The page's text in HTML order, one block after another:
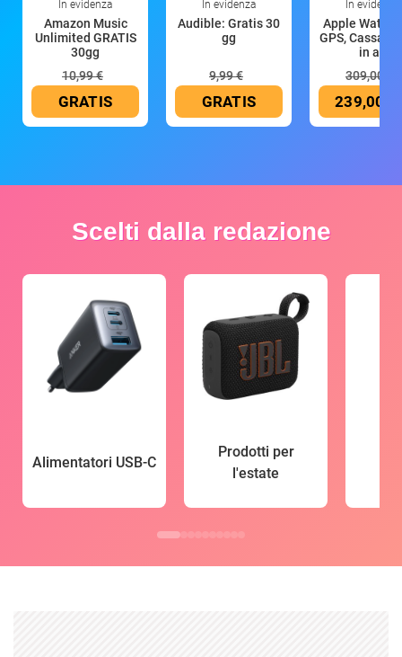
In evidenza
Amazon Music
Unlimited GRATIS
30gg
10,99 €
GRATIS
In evidenza
Audible: Gratis 30
gg
9,99 €
GRATIS
In evidenza
Apple Watch
GPS, Cassa
in all
309,00 €
239,00 €
Scelti dalla redazione
Alimentatori USB-C
Prodotti per
l'estate